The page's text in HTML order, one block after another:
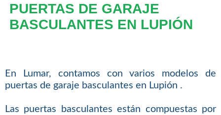
PUERTAS DE GARAJE
BASCULANTES EN LUPIÓN
En Lumar, contamos con varios modelos de
puertas de garaje basculantes en Lupión .
Las puertas basculantes están compuestas por